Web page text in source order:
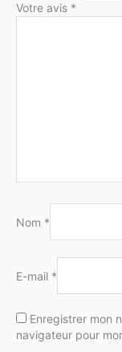
Votre avis *
Nom *
E-mail *
Enregistrer mon
navigateur pour